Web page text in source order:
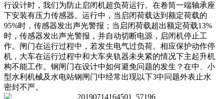
行设计时，我们为防止启闭机超负荷运行。在卷筒一端轴承座
下安装有压力传感器。运行中，当启闭荷载达到额定荷载的
95%时，传感器发出声光警报；当启闭荷载超出额定荷载13%
时，传感器发出声光警报，并自动切断电源，启闭机停止工
作。闸门在运行过程中，若发生电气过负荷。相应保护动作停
机，大车在运行过程中和大车夹轨器未夹紧的情况下主起升机
构不能工作。钢闸门在设计中如何避免问题的发生？在中、小
型水利机械及水电站钢闸门中经常出现以下3中问题外表止水
密封不严。